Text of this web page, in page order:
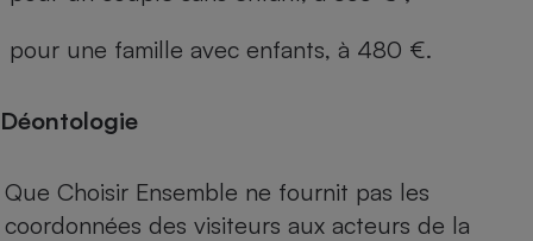
pour une famille avec enfants, à 480 €.
Déontologie
Que Choisir Ensemble ne fournit pas les
coordonnées des visiteurs aux acteurs de la